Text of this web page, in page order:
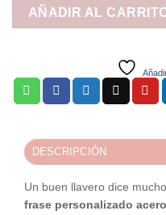
AÑADIR AL
DESCRIPCIÓN
Un buen llavero dice
frase personalizado acero